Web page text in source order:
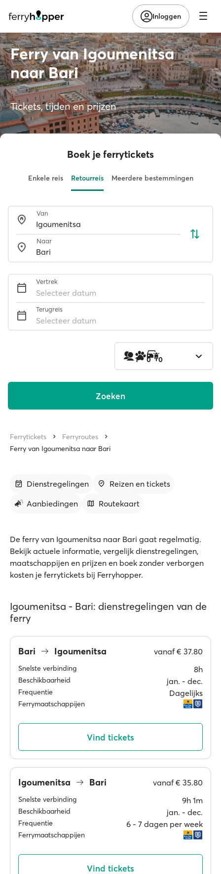
Inloggen
Ferry van Igoumenitsa
naar Bari
Tickets, tijden en prijzen
Boek je ferrytickets
Enkele reis Retourreis Meerdere bestemmingen
Van
Naar
Vertrek
Selecteer datum
Terugreis
Selecteer datum
1 0 0
Zoeken
Ferrytickets
Ferryroutes
Ferry van Igoumenitsa naar Bari
Dienstregelingen
Reizen en tickets
Aanbiedingen
Routekaart
De ferry van Igoumenitsa naar Bari gaat regelmatig.
Bekijk actuele informatie, vergelijk dienstregelingen,
maatschappijen en prijzen en boek zonder verborgen
kosten je ferrytickets bij Ferryhopper.
Igoumenitsa - Bari: dienstregelingen van de
ferry
Bari Igoumenitsa vanaf€ 37.80
Snelste verbinding 8h
Beschikbaarheid jan. ‐ dec.
Frequentie Dagelijks
Ferrymaatschappijen
Vind tickets
Igoumenitsa Bari vanaf€ 35.80
Snelste verbinding 9h 1m
Beschikbaarheid jan. ‐ dec.
Frequentie 6 ‐ 7 dagen per week
Ferrymaatschappijen
Vind tickets